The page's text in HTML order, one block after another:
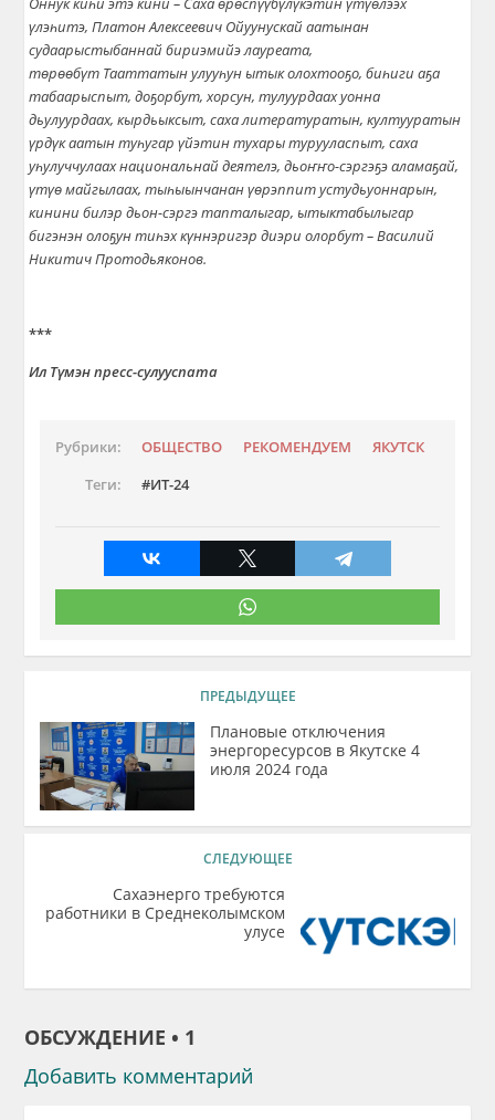
үлэһитэ, Платон Алексеевич Ойуунускай аатынан
судаарыстыбаннай бириэмийэ лауреата,
төрөөбүтТааттатын улууһун ытык олохтооҕо, биһиги аҕа
табаарыспыт, доҕорбут, хорсун, тулуурдаах уонна
дьулуурдаах, кырдьыксыт, саха литературатын, култууратын
үрдүк аатын туһугар үйэтин тухары турууласпыт, саха
уһулуччулаах национальнай деятелэ, дьоҥҥо-сэргэҕэ аламаҕай,
үтүө майгылаах, тыһыынчананүөрэппит устудьуоннарын,
кинини билэр дьон-сэргэ тапталыгар, ытыктабылыгар
бигэнэн олоҕун тиһэх күннэригэр диэри олорбут – Василий
Никитич Протодьяконов.
***
Ил Түмэн пресс-сулууспата
Рубрики: ОБЩЕСТВО РЕКОМЕНДУЕМ
ЯКУТСК
Теги:
ИТ-24
ПРЕДЫДУЩЕЕ
Плановые отключения
энергоресурсов в Якутске 4
июля 2024 года
СЛЕДУЮЩЕЕ
Сахаэнерго требуются
работники в Среднеколымском
улусе
ОБСУЖДЕНИЕ • 1
Добавить комментарий